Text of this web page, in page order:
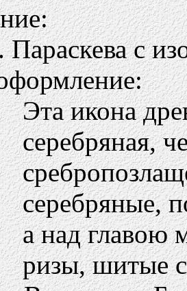
Параскева с
Эта икона
серебряная,
серебряные,
а над главою
ризы, шитые